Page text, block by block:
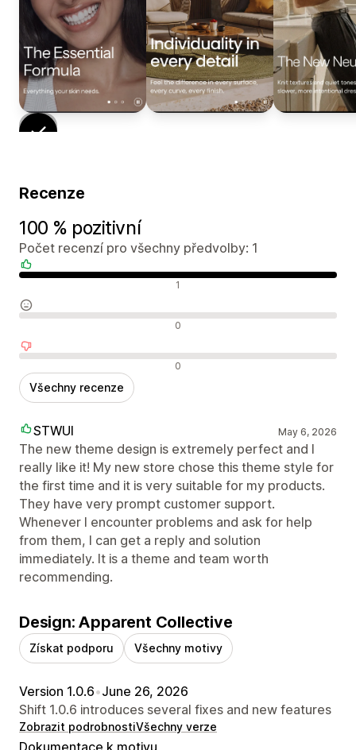
Recenze
100 % pozitivní
Počet recenzí pro všechny předvolby: 1
1
0
0
Všechny recenze
STWUI May 6, 2026
The new theme design is extremely perfect and I
really like it! My new store chose this theme style for
the first time and it is very suitable for my products.
They have very prompt customer support.
Whenever I encounter problems and ask for help
from them, I can get a reply and solution
immediately. It is a theme and team worth
recommending.
Design: Apparent Collective
Získat podporu Všechny motivy
Version 1.0.6•June 26, 2026
Shift 1.0.6 introduces several fixes and new features
Zobrazit podrobnostiVšechny verze